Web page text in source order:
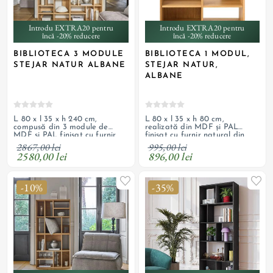
Introdu EXTRA20 pentru
încă -20% reducere
BIBLIOTECA 3 MODULE
STEJAR NATUR ALBANE
L 80 x l 35 x h 240 cm,
compusă din 3 module de
MDF și PAL finisat cu furnir
natural din stejar natur lăcuit,
cu margini teșite
2867,00 lei
2580,00 lei
Introdu EXTRA20 pentru
încă -20% reducere
BIBLIOTECA 1 MODUL,
STEJAR NATUR,
ALBANE
L 80 x l 35 x h 80 cm,
realizată din MDF și PAL
finisat cu furnir natural din
stejar natur lăcuit, cu margini
teșite
995,00 lei
896,00 lei
-10% -35%